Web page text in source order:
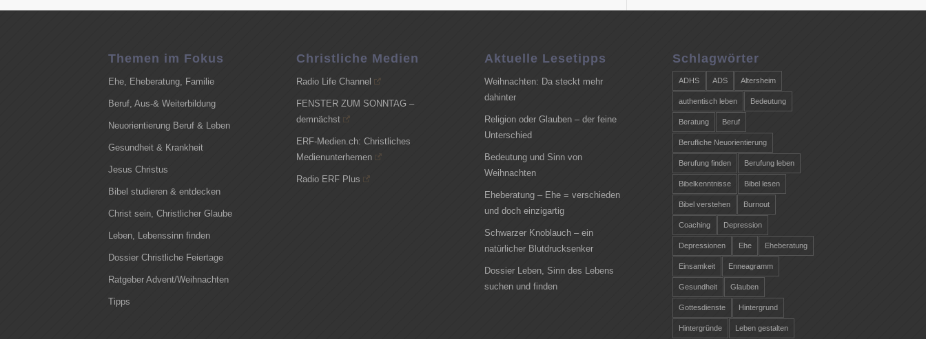
Themen im Fokus
Ehe, Eheberatung, Familie
Beruf, Aus-& Weiterbildung
Neuorientierung Beruf & Leben
Gesundheit & Krankheit
Jesus Christus
Bibel studieren & entdecken
Christ sein, Christlicher Glaube
Leben, Lebenssinn finden
Dossier Christliche Feiertage
Ratgeber Advent/Weihnachten
Tipps
Christliche Medien
Radio Life Channel
FENSTER ZUM SONNTAG –
demnächst
ERF-Medien.ch: Christliches
Medienunterhemen
Radio ERF Plus
Aktuelle Lesetipps
Weihnachten: Da steckt mehr
dahinter
Religion oder Glauben – der feine
Unterschied
Bedeutung und Sinn von
Weihnachten
Eheberatung – Ehe = verschieden
und doch einzigartig
Schwarzer Knoblauch – ein
natürlicher Blutdrucksenker
Dossier Leben, Sinn des Lebens
suchen und finden
Schlagwörter
ADHS ADS Altersheim
authentisch leben Bedeutung
Beratung Beruf
Berufliche Neuorientierung
Berufung finden Berufung leben
Bibelkenntnisse Bibel lesen
Bibel verstehen Burnout
Coaching Depression
Depressionen Ehe Eheberatung
Einsamkeit Enneagramm
Gesundheit Glauben
Gottesdienste Hintergrund
Hintergründe Leben gestalten